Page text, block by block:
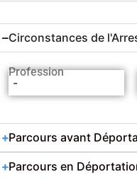
Circonstances de
Profession
-
Parcours avant
Parcours en